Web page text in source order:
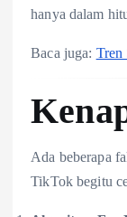
hanya dalam
Baca juga: Tren
Ada beberapa
TikTok begitu